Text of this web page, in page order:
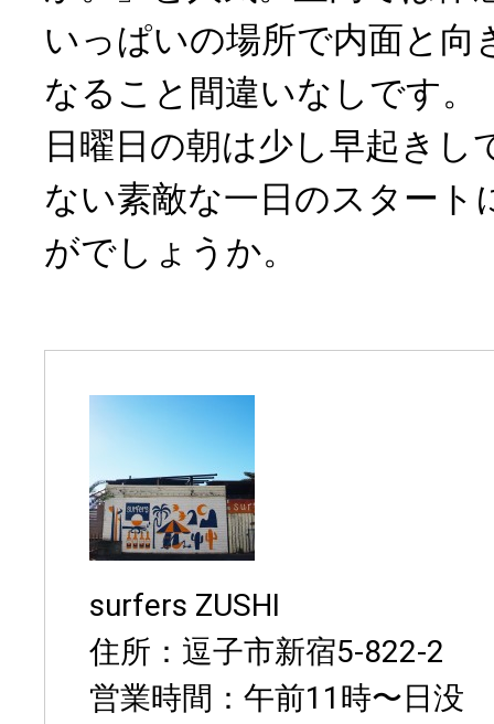
いっぱいの場所で内面と向
なること間違いなしです。
日曜日の朝は少し早起きし
ない素敵な一日のスタート
がでしょうか。
surfers ZUSHI
住所：逗子市新宿5-822-2
営業時間：午前11時〜日没